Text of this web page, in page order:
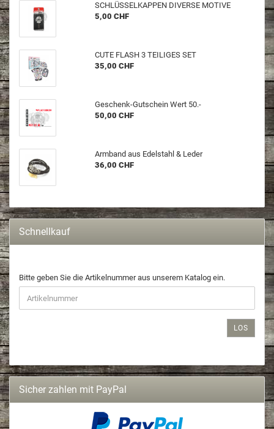
SCHLÜS­SEL­KAP­PEN DI­VER­SE MO­TI­VE
5,00 CHF
CUTE FLASH 3 TEI­LI­GES SET
35,00 CHF
Geschenk-​Gutschein Wert 50.-
50,00 CHF
Arm­band aus Edel­stahl & Leder
36,00 CHF
Schnellkauf
Bitte geben Sie die Artikelnummer aus unserem Katalog ein.
LOS
Sicher zahlen mit PayPal